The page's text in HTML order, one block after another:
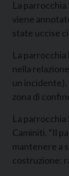
La parrocchia
viene
state uccise
La parrocchia
nella
un incidente).
zona di
La parrocchia
Caminiti. “Il
mantenere a
costruzione: